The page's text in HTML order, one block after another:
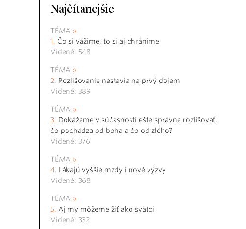
Najčítanejšie
TÉMA
Čo si vážime, to si aj chránime
Videné: 548
TÉMA
Rozlišovanie nestavia na prvý dojem
Videné: 389
TÉMA
Dokážeme v súčasnosti ešte správne rozlišovať,
čo pochádza od boha a čo od zlého?
Videné: 376
TÉMA
Lákajú vyššie mzdy i nové výzvy
Videné: 368
TÉMA
Aj my môžeme žiť ako svätci
Videné: 332